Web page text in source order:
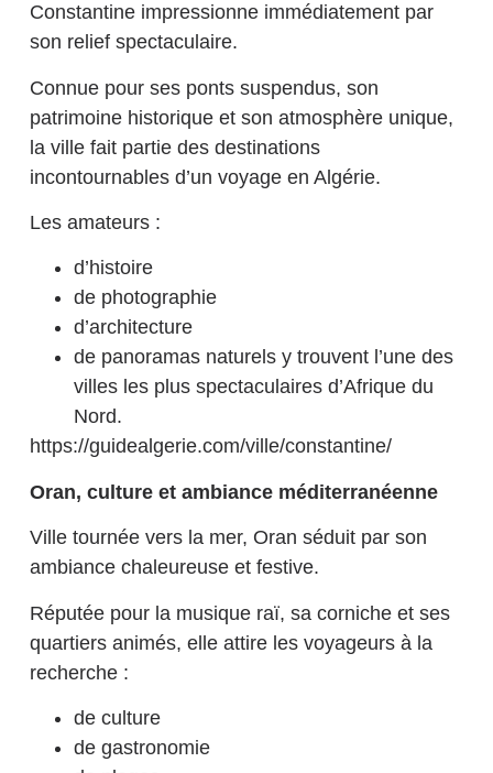
Constantine impressionne immédiatement par
son relief spectaculaire.
Connue pour ses ponts suspendus, son
patrimoine historique et son atmosphère unique,
la ville fait partie des destinations
incontournables d’un voyage en Algérie.
Les amateurs :
d’histoire
de photographie
d’architecture
de panoramas naturels y trouvent l’une des
villes les plus spectaculaires d’Afrique du
Nord.
https://guidealgerie.com/ville/constantine/
Oran, culture et ambiance méditerranéenne
Ville tournée vers la mer, Oran séduit par son
ambiance chaleureuse et festive.
Réputée pour la musique raï, sa corniche et ses
quartiers animés, elle attire les voyageurs à la
recherche :
de culture
de gastronomie